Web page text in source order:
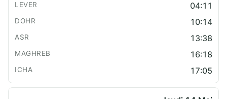
04:11
10:14
13:38
16:18
17:05